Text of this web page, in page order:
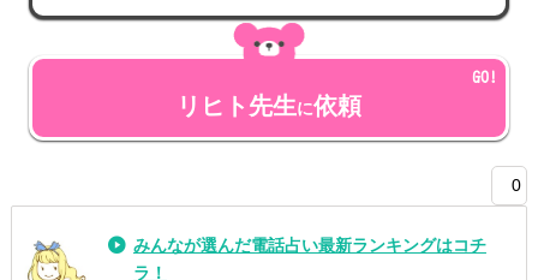
リヒト先生に依頼
0
みんなが選んだ電話占い最新ランキングはコチ
ラ！